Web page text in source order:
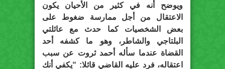
ويوضح أنه في كثير من الأحيان يكون
الاعتقال من أجل ممارسة ضغوط على
بعض الشخصيات كما حدث مع عائلتي
البلتاجي والشاطر، وهو ما كشفه أحد
القضاة عندما سأله أحمد ثروت عن سبب
اعتقاله، فرد عليه القاضي قائلا: “يكفي أنك